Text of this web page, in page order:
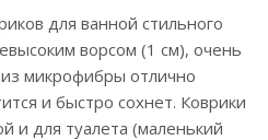
для ванной стильного
ворсом (1 см), очень
микрофибры отлично
и быстро сохнет. Коврики
и для туалета (маленький